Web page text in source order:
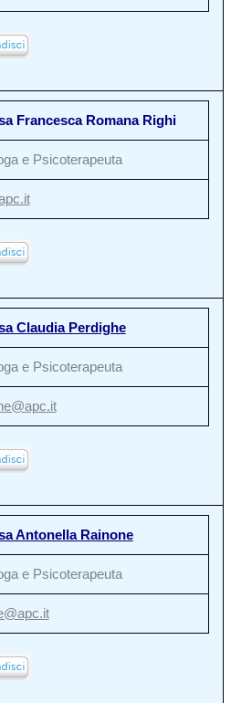
Francesca Romana Righi
e Psicoterapeuta
Claudia Perdighe
e Psicoterapeuta
Antonella Rainone
e Psicoterapeuta